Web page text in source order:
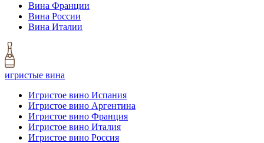
Вина Франции
Вина России
Вина Италии
игристые вина
Игристое вино Испания
Игристое вино Аргентина
Игристое вино Франция
Игристое вино Италия
Игристое вино Россия